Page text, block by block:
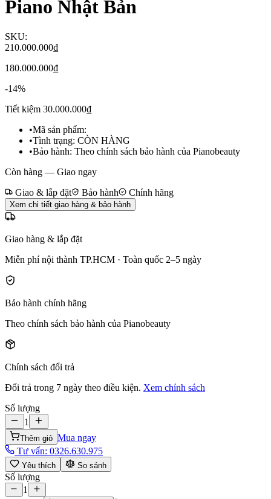
Piano Nhật Bản
SKU:
210.000.000₫
180.000.000₫
-14%
Tiết kiệm 30.000.000₫
•Mã sản phẩm:
•Tình trạng: CÒN HÀNG
•Bảo hành: Theo chính sách bảo hành của Pianobeauty
Còn hàng — Giao ngay
Giao & lắp đặt
Bảo hành Chính hãng
Xem chi tiết giao hàng & bảo hành
Giao hàng & lắp đặt
Miễn phí nội thành TP.HCM · Toàn quốc 2–5 ngày
Bảo hành chính hãng
Theo chính sách bảo hành của Pianobeauty
Chính sách đổi trả
Đổi trả trong 7 ngày theo điều kiện. Xem chính sách
Số lượng
1
Thêm giỏ Mua ngay
Tư vấn: 0326.630.975
Yêu thích So sánh
Số lượng
1